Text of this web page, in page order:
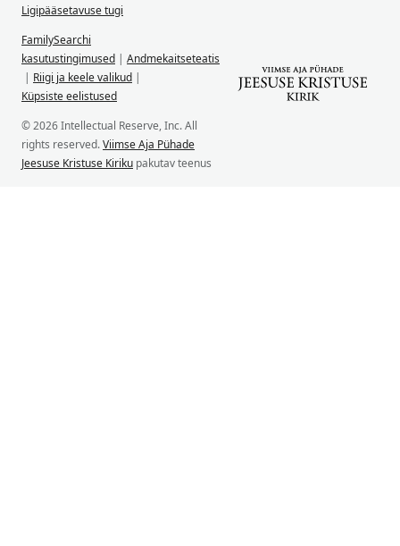
Ligipääsetavuse tugi
FamilySearchi
kasutustingimused | Andmekaitseteatis
| Riigi ja keele valikud |
Küpsiste eelistused
© 2026 Intellectual Reserve, Inc. All
rights reserved.Viimse Aja Pühade
Jeesuse Kristuse Kiriku pakutav teenus